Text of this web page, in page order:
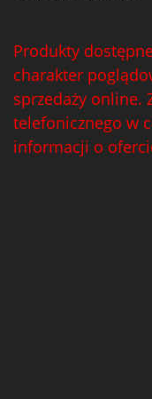
Produkty
charakter
sprzedaży online.
telefonicznego w
informacji o